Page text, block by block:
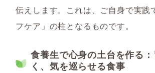
伝えします。これは、ご自身で実践
フケア」の柱となるものです。
食養生で心身の土台を作る
く、気を巡らせる食事